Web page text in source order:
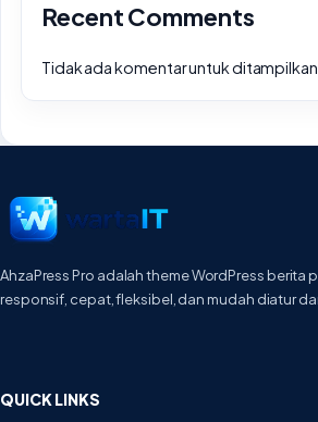
Recent Comments
Tidak ada komentar untuk ditampilkan.
AhzaPress Pro adalah theme WordPress berita
responsif, cepat, fleksibel, dan mudah diatur
QUICK LINKS